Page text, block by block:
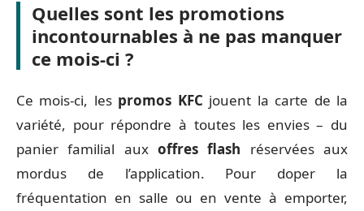
Quelles sont les promotions
incontournables à ne pas manquer
ce mois-ci ?
Ce mois-ci, les promos KFC jouent la carte de la
variété, pour répondre à toutes les envies – du
panier familial aux offres flash réservées aux
mordus de l’application. Pour doper la
fréquentation en salle ou en vente à emporter,